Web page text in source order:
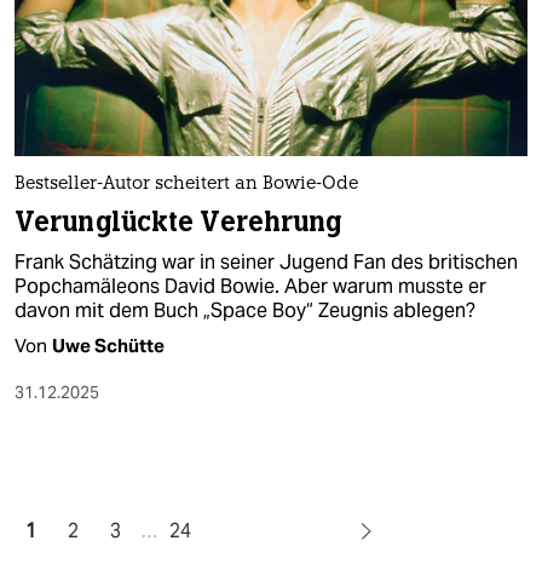
Bestseller-Autor scheitert an Bowie-Ode
Verunglückte Verehrung
Frank Schätzing war in seiner Jugend Fan des britischen
Popchamäleons David Bowie. Aber warum musste er
davon mit dem Buch „Space Boy“ Zeugnis ablegen?
Von Uwe Schütte
31.12.2025
1 2 3 … 24